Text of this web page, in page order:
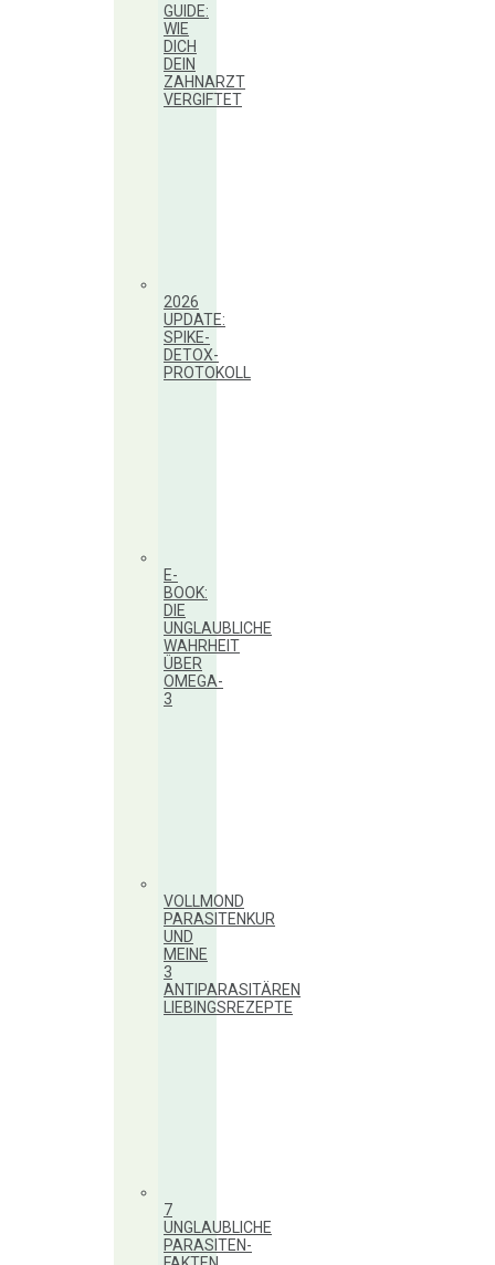
GUIDE:
WIE
DICH
DEIN
ZAHNARZT
VERGIFTET
2026
UPDATE:
SPIKE-
DETOX-
PROTOKOLL
E-
BOOK:
DIE
UNGLAUBLICHE
WAHRHEIT
ÜBER
OMEGA-
3
VOLLMOND
PARASITENKUR
UND
MEINE
3
ANTIPARASITÄREN
LIEBINGSREZEPTE
7
UNGLAUBLICHE
PARASITEN-